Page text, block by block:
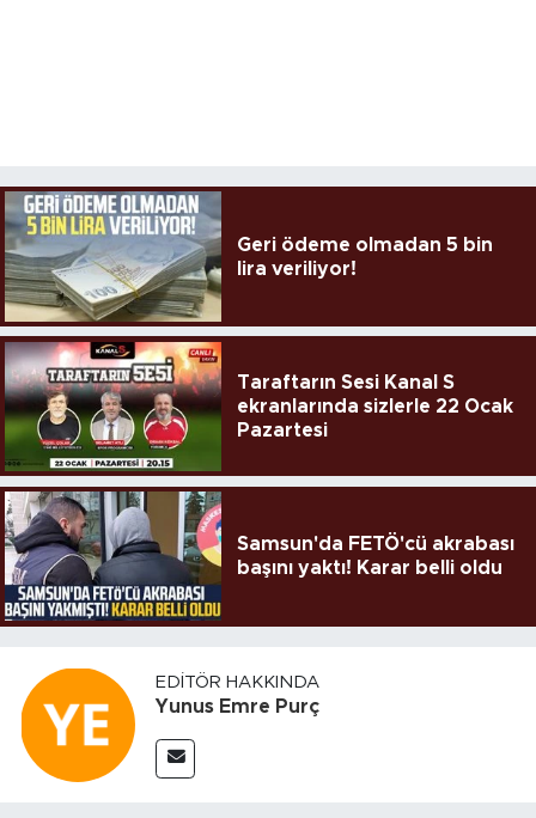
Geri ödeme olmadan 5 bin
lira veriliyor!
Taraftarın Sesi Kanal S
ekranlarında sizlerle 22 Ocak
Pazartesi
Samsun'da FETÖ'cü akrabası
başını yaktı! Karar belli oldu
EDITÖR HAKKINDA
Yunus Emre Purç